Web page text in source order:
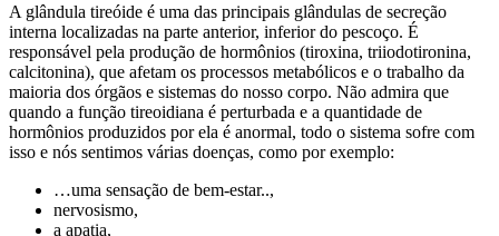
A glândula tireóide é uma das principais glândulas de secreção
interna localizadas na parte anterior, inferior do pescoço. É
responsável pela produção de hormônios (tiroxina, triiodotironina,
calcitonina), que afetam os processos metabólicos e o trabalho da
maioria dos órgãos e sistemas do nosso corpo. Não admira que
quando a função tireoidiana é perturbada e a quantidade de
hormônios produzidos por ela é anormal, todo o sistema sofre com
isso e nós sentimos várias doenças, como por exemplo:
…uma sensação de bem-estar..,
nervosismo,
a apatia,